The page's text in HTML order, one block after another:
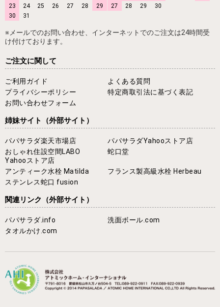
23
24 25 26 27 28
29
30
31
27
28 29 30
※メールでのお問い合わせ、インターネットでのご注文は24時間受
け付けております。
ご注文に関して
ご利用ガイド
よくある質問
プライバシーポリシー
特定商取引法に基づく表記
お問い合わせフォーム
姉妹サイト （外部サイト）
パパサラダ楽天市場店
パパサラダYahooストア店
おしゃれ住設空間LABO
Yahooストア店
蛇口堂
アンティーク水栓 Matilda
フランス製高級水栓 Herbeau
ステンレス蛇口 fusion
関連リンク （外部サイト）
パパサラダ.info
洗面ボール.com
タオルかけ.com